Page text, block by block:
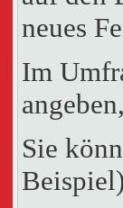
neues
Im
Sie